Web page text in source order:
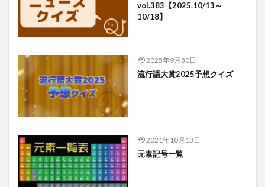
vol.383【2025.10/13～
10/18】
2025年9月30日
流行語大賞2025予想クイズ
2021年10月13日
元素記号一覧